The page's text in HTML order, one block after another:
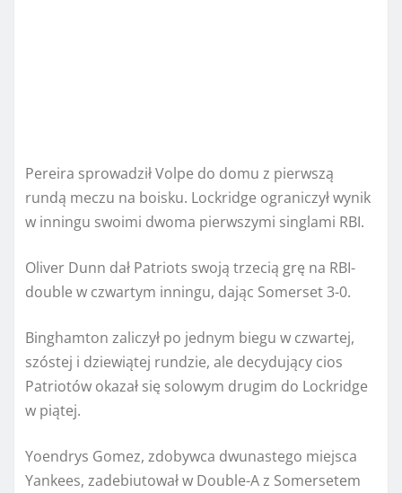
Pereira sprowadził Volpe do domu z pierwszą
rundą meczu na boisku. Lockridge ograniczył wynik
w inningu swoimi dwoma pierwszymi singlami RBI.
Oliver Dunn dał Patriots swoją trzecią grę na RBI-
double w czwartym inningu, dając Somerset 3-0.
Binghamton zaliczył po jednym biegu w czwartej,
szóstej i dziewiątej rundzie, ale decydujący cios
Patriotów okazał się solowym drugim do Lockridge
w piątej.
Yoendrys Gomez, zdobywca dwunastego miejsca
Yankees, zadebiutował w Double-A z Somersetem